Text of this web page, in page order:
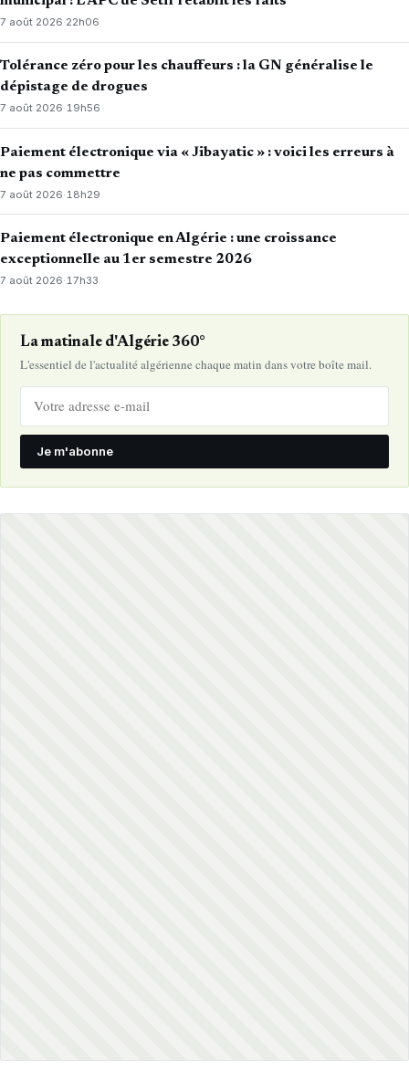
7 août 2026·22h06
Tolérance zéro pour les chauffeurs : la GN généralise le
dépistage de drogues
7 août 2026·19h56
Paiement électronique via « Jibayatic » : voici les erreurs à
ne pas commettre
7 août 2026· 18h29
Paiement électronique en Algérie : une croissance
exceptionnelle au 1er semestre 2026
7 août 2026·17h33
La matinale d'Algérie 360°
L'essentiel de l'actualité algérienne chaque matin dans votre boîte mail.
Je m'abonne